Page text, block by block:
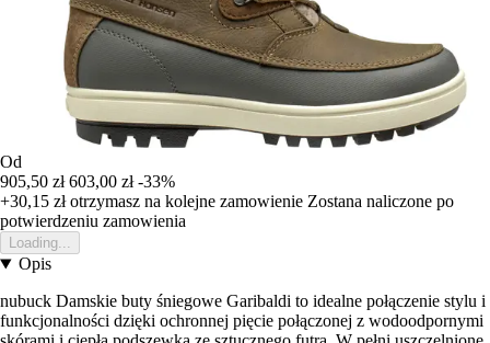
Od
905,50 zł 603,00 zł -33%
+30,15 złotrzymasz na kolejne zamowienie Zostana naliczone po
potwierdzeniu zamowienia
Loading...
Opis
nubuck Damskie buty śniegowe Garibaldi to idealne połączenie stylu i
funkcjonalności dzięki ochronnej pięcie połączonej z wodoodpornymi